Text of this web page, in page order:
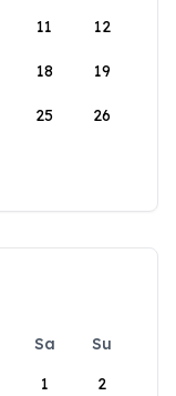
11 12
18 19
25 26
Sa
Su
1
2